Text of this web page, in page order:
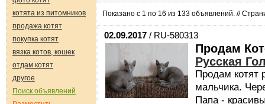
котята из питомников
продажа котят
покупка котят
вязка котов, кошек
отдам котят
другое
Поиск объявлений
Показано с 1 по 16 из 133 объявлений. //
02.09.2017 / RU-580313
Продам
Русская
Продам котят
мальчика.
Папа -